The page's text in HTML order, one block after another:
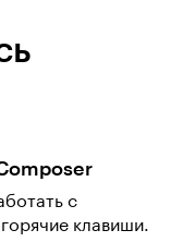
с
клавиши.